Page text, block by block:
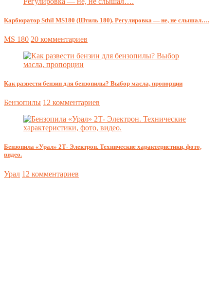
Карбюратор Sthil MS180 (Штиль 180). Регулировка — не, не слышал….
MS 180 20 комментариев
Как развести бензин для бензопилы? Выбор масла, пропорции
Бензопилы 12 комментариев
Бензопила «Урал» 2Т- Электрон. Технические характеристики, фото,
видео.
Урал 12 комментариев